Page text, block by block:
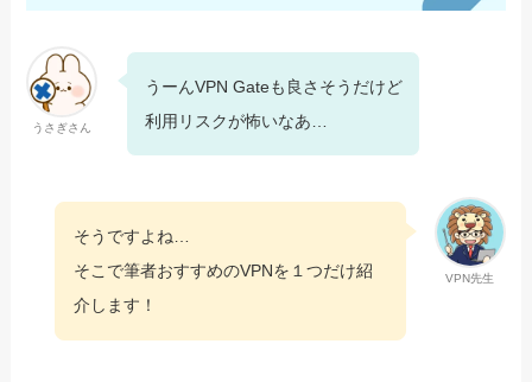
うさぎさん
うーんVPN Gateも良さそうだけど
利用リスクが怖いなあ…
VPN先生
そうですよね…
そこで筆者おすすめのVPNを１つだけ紹
介します！